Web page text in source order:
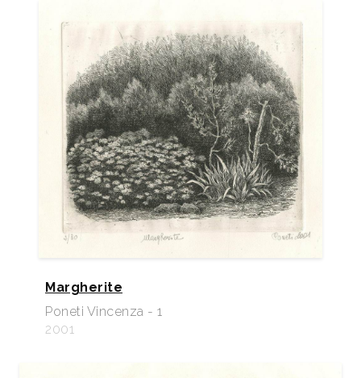
Margherite
Poneti Vincenza - 1
2001